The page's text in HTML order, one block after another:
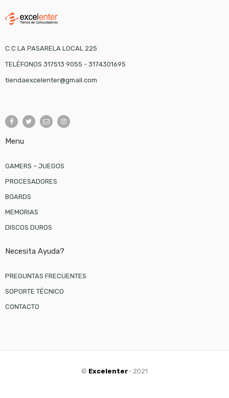
C.C LA PASARELA LOCAL 225
TELÉFONOS 317513 9055 - 3174301695
tiendaexcelenter@gmail.com
Menu
GAMERS – JUEGOS
PROCESADORES
BOARDS
MEMORIAS
DISCOS DUROS
Necesita Ayuda?
PREGUNTAS FRECUENTES
SOPORTE TÉCNICO
CONTACTO
© Excelenter- 2021